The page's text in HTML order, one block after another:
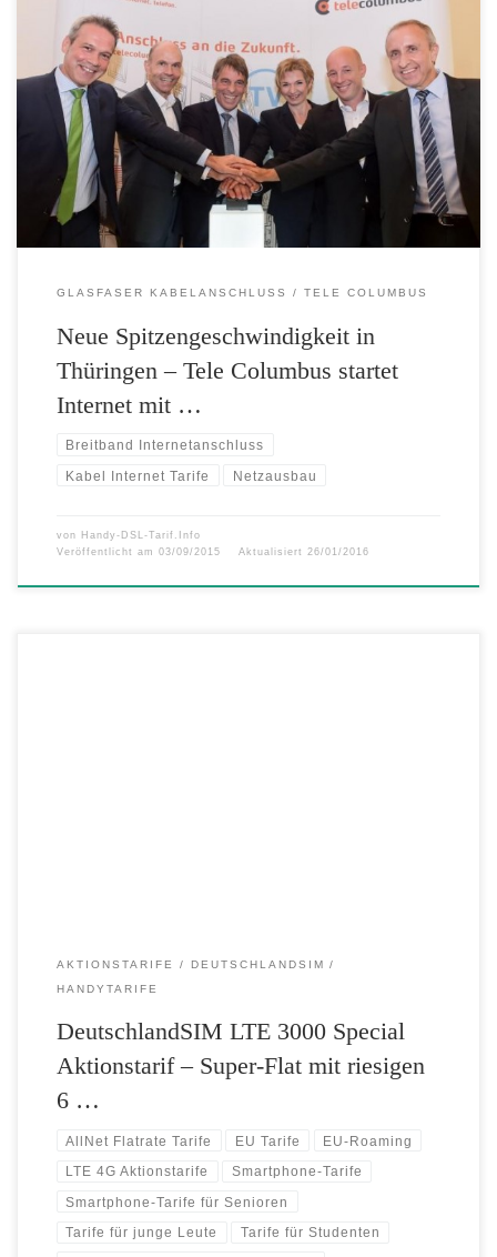
Neue Spitzengeschwindigkeit in Thüringen – Deutschlands
schnellstes Internet kommt nach Thüringen – Offizieller Start
gemeinsam mit Dr. Albrecht Schröter, Oberbürgermeister der Stadt
Jena, Georg Maier, Staatssekretär im Thüringer Ministerium für
Wirtschaft, Wissenschaft und digitale Gesellschaft, sowie Rainer
Nowak, Referent und Besonderer Vertreter beim vtw Verband der
Thüringer Wohnungs- und Immobilienwirtschaft […]
GLASFASER KABELANSCHLUSS TELE COLUMBUS
Neue Spitzengeschwindigkeit in
Thüringen – Tele Columbus startet
Internet mit …
Breitband Internetanschluss
Kabel Internet Tarife Netzausbau
von Handy-DSL-Tarif.Info
Veröffentlicht am 03/09/2015 Aktualisiert 26/01/2016
AKTIONSTARIFE
DEUTSCHLANDSIM
HANDYTARIFE
DeutschlandSIM LTE 3000 Special
Aktionstarif – Super-Flat mit riesigen
6 …
AllNet Flatrate Tarife EU Tarife EU-Roaming
LTE 4G Aktionstarife Smartphone-Tarife
Smartphone-Tarife für Senioren
Tarife für junge Leute Tarife für Studenten